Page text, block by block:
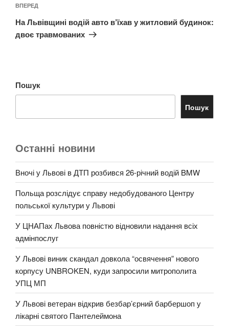
Наступний
запис
ВПЕРЕД
На Львівщині водій авто в’їхав у житловий будинок:
двоє травмованих
Пошук
Пошук
Останні новини
Вночі у Львові в ДТП розбився 26-річний водій BMW
Польща розслідує справу недобудованого Центру
польської культури у Львові
У ЦНАПах Львова повністю відновили надання всіх
адмінпослуг
У Львові виник скандал довкола “освячення” нового
корпусу UNBROKEN, куди запросили митрополита
УПЦ МП
У Львові ветеран відкрив безбар’єрний барбершоп у
лікарні святого Пантелеймона